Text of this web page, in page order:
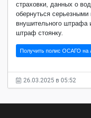
страховки, данных о
обернуться
внушительного штрафа
штраф стоянку.
Получить полис ОСАГО на
26.03.2025 в 05:52